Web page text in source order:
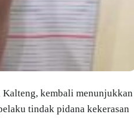
kembali menunjukkan
tindak pidana kekerasan